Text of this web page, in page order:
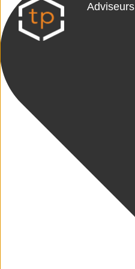
Adviseurs